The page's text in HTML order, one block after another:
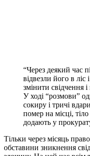
“Через деякий час
відвезли його в ліс
змінити свідчення
У ході “розмови”
сокиру і тричі
помер на місці,
додають у
Тільки через місяць
обставини зникнення